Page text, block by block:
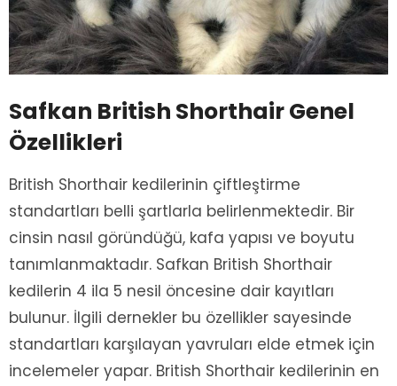
Safkan British Shorthair Genel
Özellikleri
British Shorthair kedilerinin çiftleştirme
standartları belli şartlarla belirlenmektedir. Bir
cinsin nasıl göründüğü, kafa yapısı ve boyutu
tanımlanmaktadır. Safkan British Shorthair
kedilerin 4 ila 5 nesil öncesine dair kayıtları
bulunur. İlgili dernekler bu özellikler sayesinde
standartları karşılayan yavruları elde etmek için
incelemeler yapar. British Shorthair kedilerinin en